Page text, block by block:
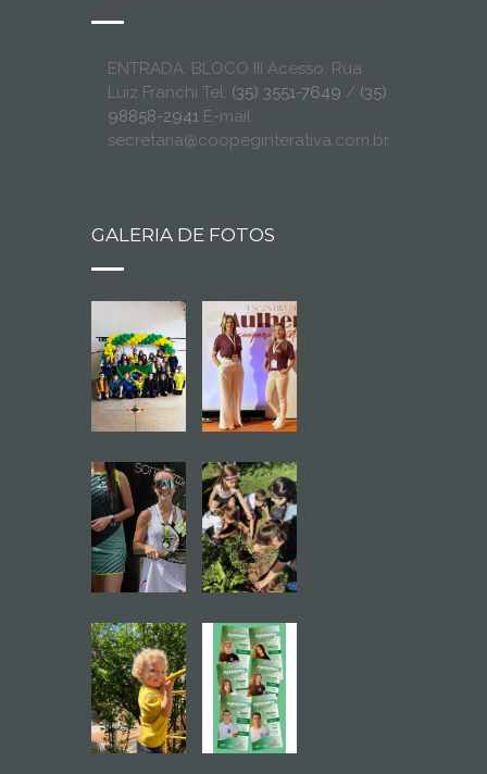
ENTRADA: BLOCO III Acesso: Rua
Luiz Franchi Tel: (35) 3551-7649 / (35)
98858-2941 E-mail:
secretaria@coopeginterativa.com.br
GALERIA DE FOTOS